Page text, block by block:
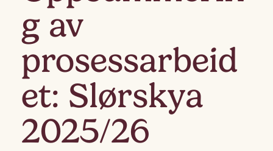
g av
prosessarbeid
et: Slørskya
2025/26